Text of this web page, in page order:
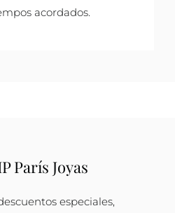
acordados.
París Joyas
especiales,